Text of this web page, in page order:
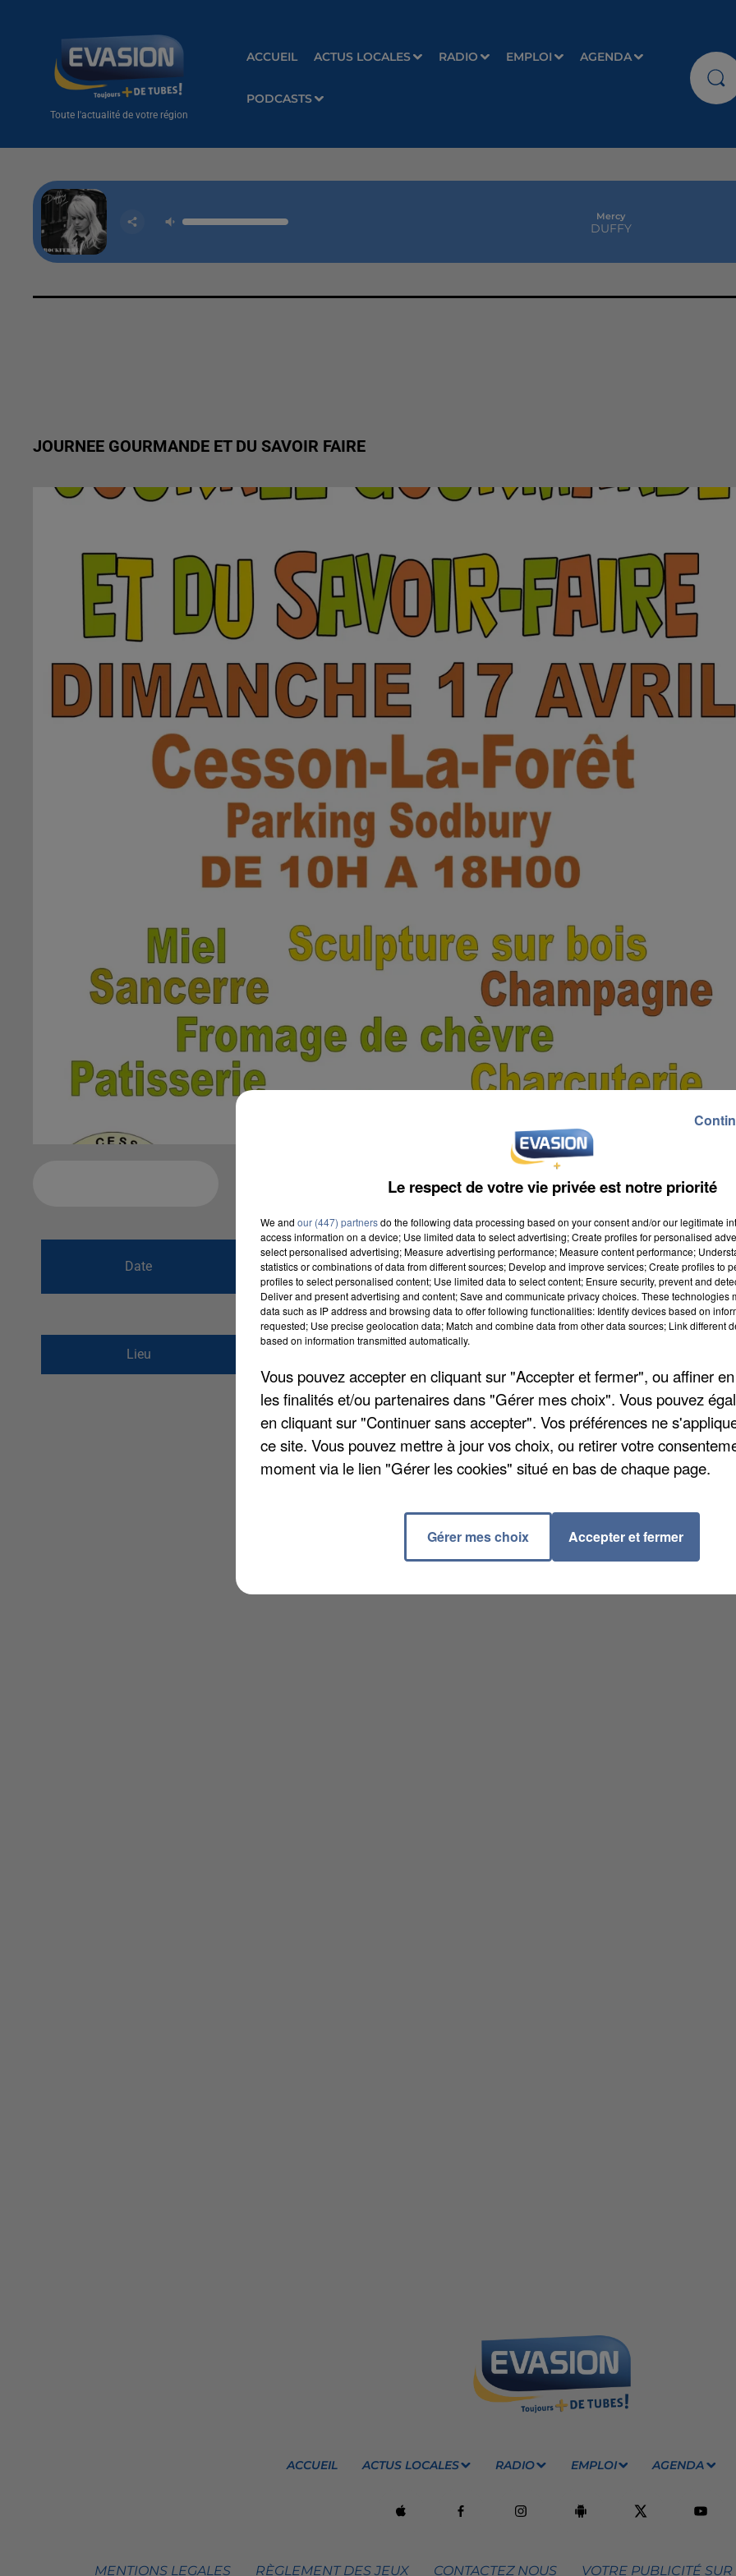
Toute l'actualité de votre région
ACCUEIL ACTUS LOCALES RADIO EMPLOI AGENDA
PODCASTS
Mercy
DUFFY
JOURNEE GOURMANDE ET DU SAVOIR FAIRE
Date
du24 mars 2016 à 8h00
au18 avril 2016 à 19h59
Lieu
place sodbury
77240
CESSON LA FORET
ACCUEIL ACTUS LOCALES RADIO EMPLOI AGENDA
MENTIONS LEGALES RÈGLEMENT DES JEUX CONTACTEZ NOUS VOTRE PUBLICITÉ
Le respect de votre vie privée est notre priorité
We and our (447) partnersdo the following data processing based on your consent and/or our legitimate
access information on a device; Use limited data to select advertising; Create profiles for personalised
select personalised advertising; Measure advertising performance; Measure content performance;
statistics or combinations of data from different sources; Develop and improve services; Create profiles to
profiles to select personalised content; Use limited data to select content; Ensure security, prevent and
Deliver and present advertising and content; Save and communicate privacy choices. These technologies
data such as IP address and browsing data to offer following functionalities: Identify devices based on
requested; Use precise geolocation data; Match and combine data from other data sources; Link different
based on information transmitted automatically.
Vous pouvez accepter en cliquant sur "Accepter et fermer", ou affiner
les finalités et/ou partenaires dans "Gérer mes choix". Vous pouvez
en cliquant sur "Continuer sans accepter". Vos préférences ne
ce site. Vous pouvez mettre à jour vos choix, ou retirer votre
moment via le lien "Gérer les cookies" situé en bas de chaque page.
Gérer mes choix Accepter et fermer